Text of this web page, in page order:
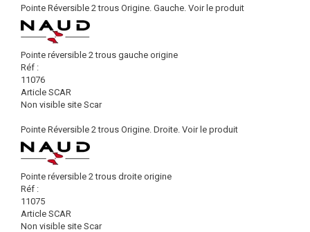
Pointe Réversible 2 trous Origine. Gauche. Voir le produit
Pointe réversible 2 trous gauche origine
Réf :
11076
Article SCAR
Non visible site Scar
Pointe Réversible 2 trous Origine. Droite. Voir le produit
Pointe réversible 2 trous droite origine
Réf :
11075
Article SCAR
Non visible site Scar